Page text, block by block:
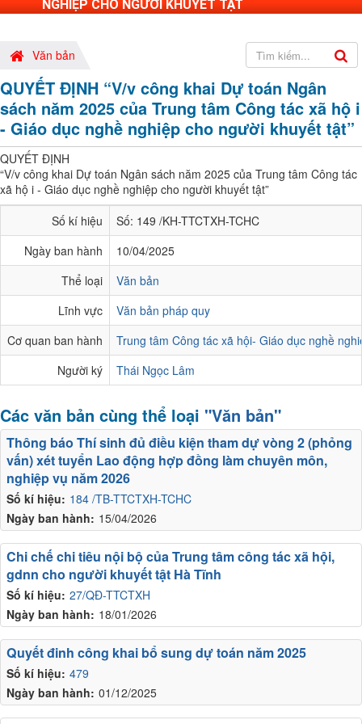
NGHIỆP CHO NGƯỜI KHUYẾT TẬT
Văn bản
QUYẾT ĐỊNH “V/v công khai Dự toán Ngân
sách năm 2025 của Trung tâm Công tác xã hộ i
- Giáo dục nghề nghiệp cho người khuyết tật”
QUYẾT ĐỊNH
“V/v công khai Dự toán Ngân sách năm 2025 của Trung tâm Công tác
xã hộ i - Giáo dục nghề nghiệp cho người khuyết tật”
Số kí hiệu
Số: 149 /KH-TTCTXH-TCHC
Ngày ban hành
10/04/2025
Thể loại
Văn bản
Lĩnh vực
Văn bản pháp quy
Cơ quan ban hành
Trung tâm Công tác xã hội- Giáo dục nghề
Người ký
Thái Ngọc Lâm
Các văn bản cùng thể loại "Văn bản"
Số kí hiệu: 184 /TB-TTCTXH-TCHC
Ngày ban hành: 15/04/2026
Thông báo Thí sinh đủ điều kiện tham dự vòng 2 (phỏng
vấn) xét tuyển Lao động hợp đồng làm chuyên môn,
nghiệp vụ năm 2026
Số kí hiệu: 27/QĐ-TTCTXH
Ngày ban hành: 18/01/2026
Chi chế chi tiêu nội bộ của Trung tâm công tác xã hội,
gdnn cho người khuyết tật Hà Tĩnh
Số kí hiệu: 479
Ngày ban hành: 01/12/2025
Quyết đinh công khai bổ sung dự toán năm 2025